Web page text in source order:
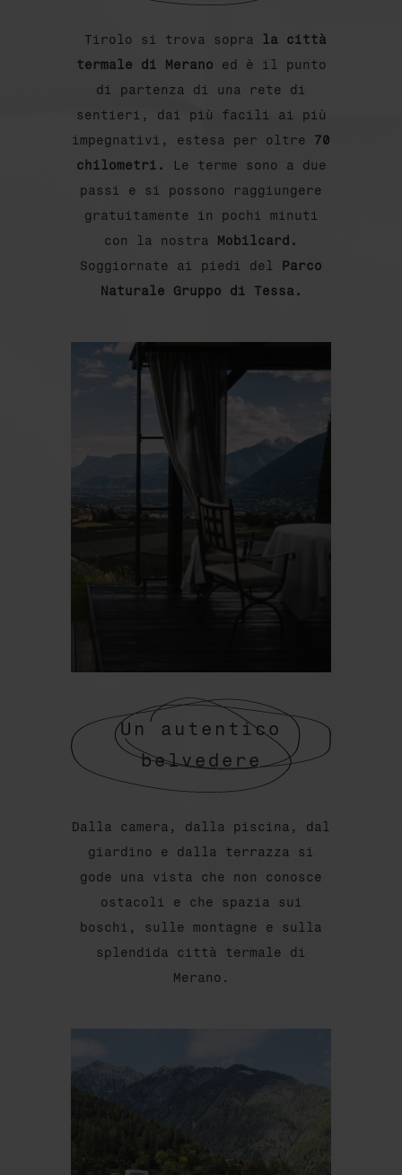
Tirolo si trova sopra
la città
termale di Merano ed è il punto
di partenza di una rete di
sentieri, dai più facili ai più
impegnativi, estesa per oltre 70
chilometri.
Le terme sono a due
passi e si possono raggiungere
gratuitamente in pochi minuti
con la nostra
Mobilcard.
Soggiornate ai piedi del
Parco
Naturale Gruppo di Tessa.
Un autentico
belvedere
Dalla camera, dalla piscina, dal
giardino e dalla terrazza si
gode una vista che non conosce
ostacoli e che spazia sui
boschi, sulle montagne e sulla
splendida città termale di
Merano.